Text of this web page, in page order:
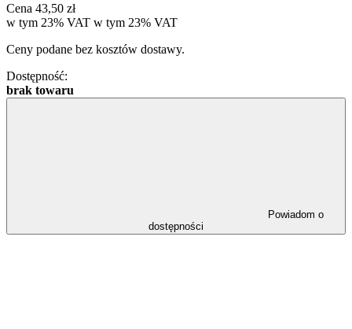
Cena 43,50 zł
w tym 23% VAT w tym 23% VAT
Ceny podane bez kosztów dostawy.
Dostępność:
brak towaru
dostępności